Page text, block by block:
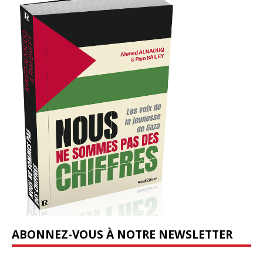
ABONNEZ-VOUS À NOTRE NEWSLETTER